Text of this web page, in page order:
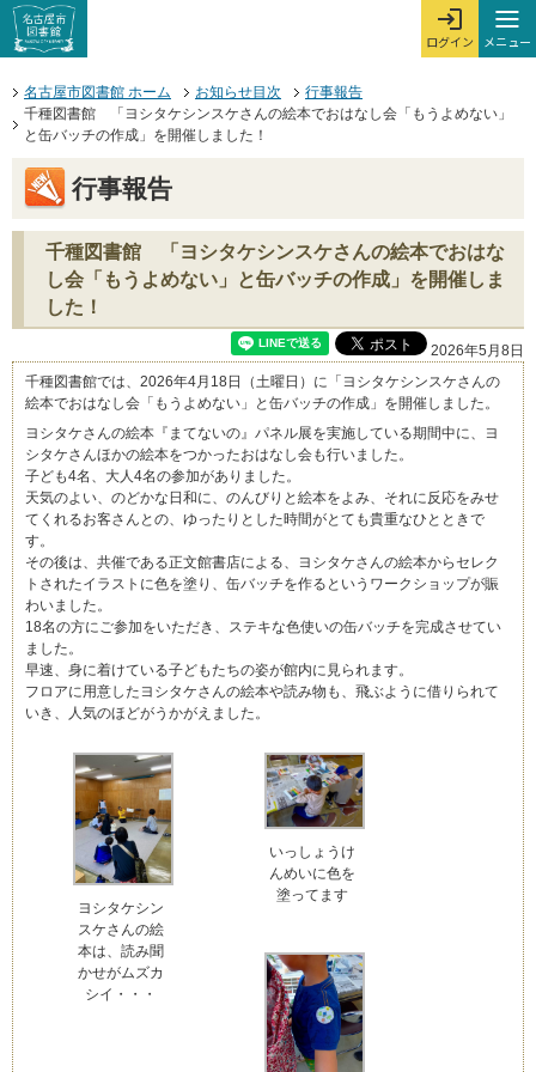
ページの先頭です。
本文へジャンプする。
ここからサイト内共通メニューです。
サイト内共通メニューをスキップする
ログイン
ログインを開
メニュー
メ
サイト内共通メニューここまで。
名古屋市図書館 ホーム
お知らせ目次
行事報告
千種図書館 「ヨシタケシンスケさんの絵本でおはなし会「もうよめない」
と缶バッチの作成」を開催しました！
行事報告
千種図書館 「ヨシタケシンスケさんの絵本でおはな
し会「もうよめない」と缶バッチの作成」を開催しま
した！
2026年5月8日
千種図書館では、2026年4月18日（土曜日）に「ヨシタケシンスケさんの
絵本でおはなし会「もうよめない」と缶バッチの作成」を開催しました。
ヨシタケさんの絵本『まてないの』パネル展を実施している期間中に、ヨ
シタケさんほかの絵本をつかったおはなし会も行いました。
子ども4名、大人4名の参加がありました。
天気のよい、のどかな日和に、のんびりと絵本をよみ、それに反応をみせ
てくれるお客さんとの、ゆったりとした時間がとても貴重なひとときで
す。
その後は、共催である正文館書店による、ヨシタケさんの絵本からセレク
トされたイラストに色を塗り、缶バッチを作るというワークショップが賑
わいました。
18名の方にご参加をいただき、ステキな色使いの缶バッチを完成させてい
ました。
早速、身に着けている子どもたちの姿が館内に見られます。
フロアに用意したヨシタケさんの絵本や読み物も、飛ぶように借りられて
いき、人気のほどがうかがえました。
ヨシタケシン
スケさんの絵
本は、読み聞
かせがムズカ
シイ・・・
いっしょうけ
んめいに色を
塗ってます